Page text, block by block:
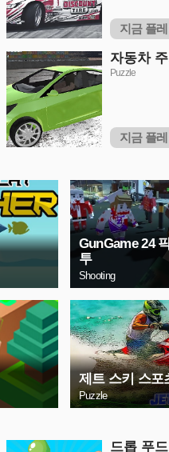
지금 플레
자동차
Puzzle
지금 플레
GunGame 24
투
Shooting
제트 스키 스포
Puzzle
드롭 푸